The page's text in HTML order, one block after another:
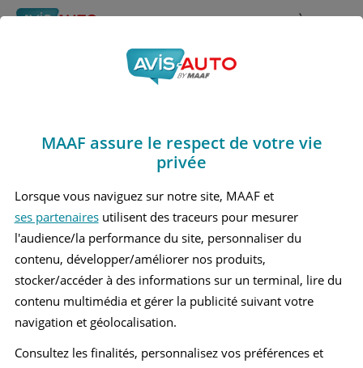
Rechercher À propos
Obtenir un devis d'assurance auto MAAF
Avis Mercedes benz
E200 6 Berline (2023 - )
Recherche d'un véhicule
Comparer deux véhicules
MAAF assure le respect de votre vie
privée
Lorsque vous naviguez sur notre site, MAAF et
ses partenairesutilisent des traceurs pour mesurer
l'audience/la performance du site, personnaliser du
contenu, développer/améliorer nos produits,
stocker/accéder à des informations sur un terminal, lire du
contenu multimédia et gérer la publicité suivant votre
navigation et géolocalisation.
Consultez les finalités, personnalisez vos préférences et